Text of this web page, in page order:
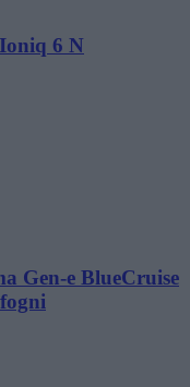
6 N
Gen-e BlueCruise